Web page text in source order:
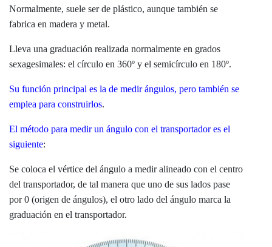
Normalmente, suele ser de plástico, aunque también se
fabrica en madera y metal.
Lleva una graduación realizada normalmente en grados
sexagesimales: el círculo en 360º y el semicírculo en 180º.
Su función principal es la de medir ángulos, pero también se
emplea para construirlos.
El método para medir un ángulo con el transportador es el
siguiente:
Se coloca el vértice del ángulo a medir alineado con el centro
del transportador, de tal manera que uno de sus lados pase
por 0 (origen de ángulos), el otro lado del ángulo marca la
graduación en el transportador.